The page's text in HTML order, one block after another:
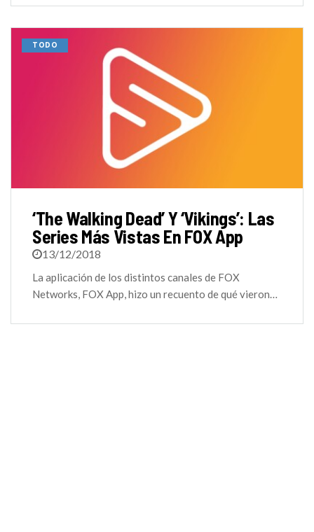
TODO
‘The Walking Dead’ Y ‘Vikings’: Las
Series Más Vistas En FOX App
13/12/2018
La aplicación de los distintos canales de FOX
Networks, FOX App, hizo un recuento de qué vieron…